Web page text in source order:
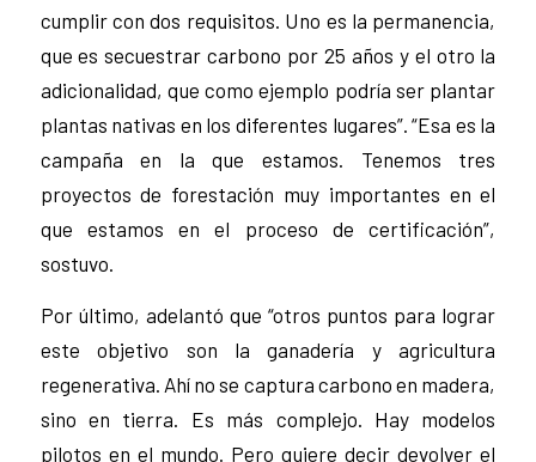
cumplir con dos requisitos. Uno es la permanencia,
que es secuestrar carbono por 25 años y el otro la
adicionalidad, que como ejemplo podría ser plantar
plantas nativas en los diferentes lugares”. “Esa es la
campaña en la que estamos. Tenemos tres
proyectos de forestación muy importantes en el
que estamos en el proceso de certificación”,
sostuvo.
Por último, adelantó que “otros puntos para lograr
este objetivo son la ganadería y agricultura
regenerativa. Ahí no se captura carbono en madera,
sino en tierra. Es más complejo. Hay modelos
pilotos en el mundo. Pero quiere decir devolver el